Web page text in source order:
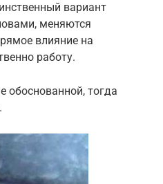
вариант
меняются
влияние на
работу.
обоснованной, тогда